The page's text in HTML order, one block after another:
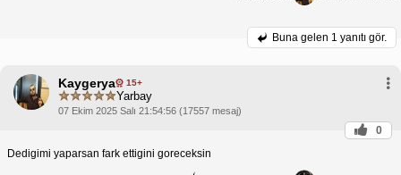
Buna gelen 1 yanıtı gör.
Kaygerya 15+
Yarbay
07 Ekim 2025 Salı 21:54:56 (17557 mesaj)
0
Dedigimi yaparsan fark ettigini goreceksin